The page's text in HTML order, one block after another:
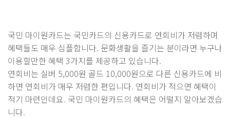
국민 마이원카드는 국민카드의 신용카드로 연회비가 저렴하며
혜택들도 매우 심플합니다. 문화생활을 즐기는 분이라면 누구나
이용할만한 혜택 3가지를 제공하고 있습니다.
연회비는 실버 5,000원 골드 10,000원으로 다른 신용카드에 비
하면 연회비가 매우 저렴한 편입니다. 연회비가 적으면 혜택이
적기 마련인데요. 국민 마이원카드의 혜택은 어떨지 알아보겠습
니다.